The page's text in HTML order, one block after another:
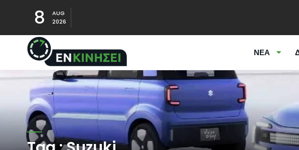
8
AUG
2026
ΝΕΑ